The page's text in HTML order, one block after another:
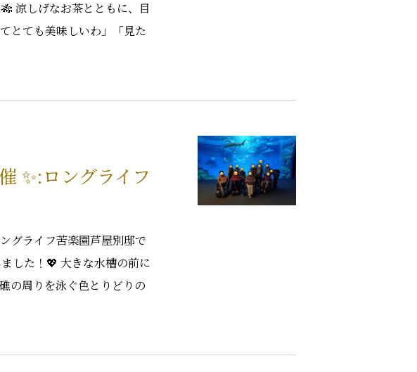
涼しげなお茶とともに、目
とても美味しいわ」「見た
✨:ロングライフ
グライフ苦楽園芦屋別邸で
した！💖 大きな水槽の前に
の周りを泳ぐ色とりどりの